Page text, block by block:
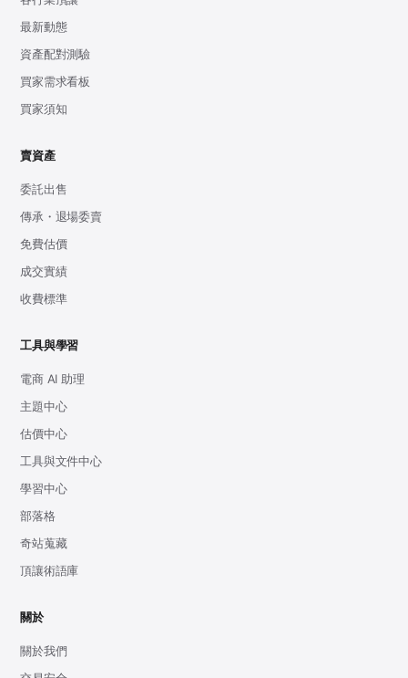
最新動態
資產配對測驗
買家需求看板
買家須知
賣資產
委託出售
傳承・退場委賣
免費估價
成交實績
收費標準
工具與學習
電商 AI 助理
主題中心
估價中心
工具與文件中心
學習中心
部落格
奇站蒐藏
頂讓術語庫
關於
關於我們